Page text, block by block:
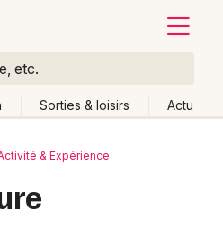
etc.
Sorties & loisirs Actu
& Expérience
de lieu